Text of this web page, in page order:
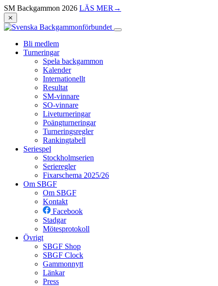
SM Backgammon 2026 LÄS MER →
⨯
Bli medlem
Turneringar
Spela backgammon
Kalender
Internationellt
Resultat
SM-vinnare
SO-vinnare
Liveturneringar
Poängturneringar
Turneringsregler
Rankingtabell
Seriespel
Stockholmserien
Serieregler
Fixarschema 2025/26
Om SBGF
Om SBGF
Kontakt
Facebook
Stadgar
Mötesprotokoll
Övrigt
SBGF Shop
SBGF Clock
Gammonnytt
Länkar
Press